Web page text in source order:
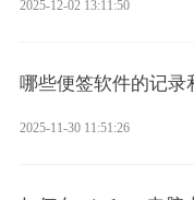
2025-12-02 13:11:50
哪些便签软件的记录
2025-11-30 11:51:26